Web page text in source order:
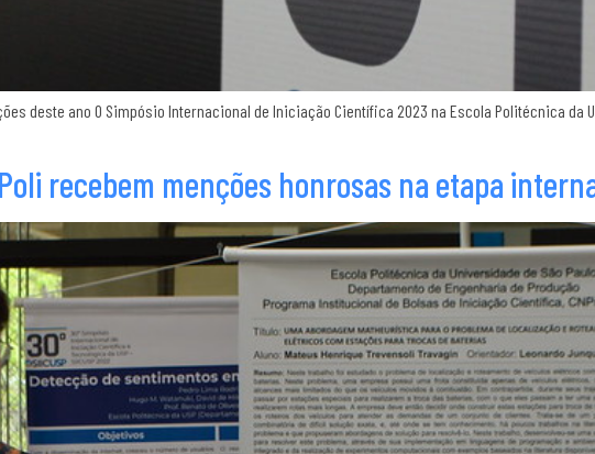
deste ano O Simpósio Internacional de Iniciação Científica 2023 na Escola Politécnica da
recebem menções honrosas na etapa